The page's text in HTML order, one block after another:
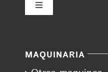
Toggle
MAQUINARIA